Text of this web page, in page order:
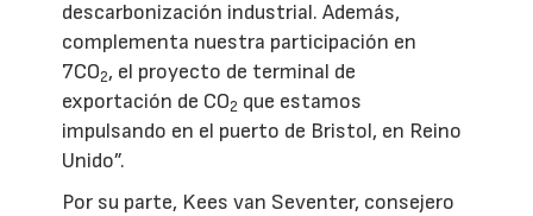
descarbonización industrial. Además,
complementa nuestra participación en
7CO2, el proyecto de terminal de
exportación de CO2 que estamos
impulsando en el puerto de Bristol, en Reino
Unido”.
Por su parte, Kees van Seventer, consejero